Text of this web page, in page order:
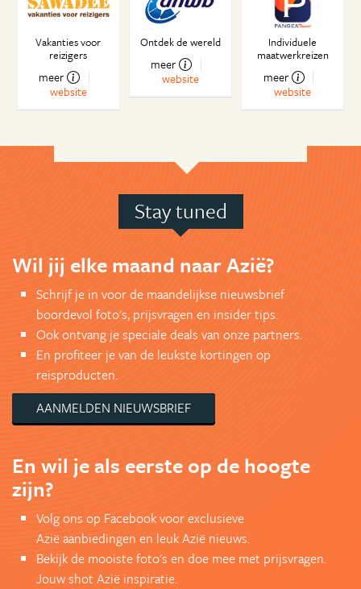
Vakanties voor
reizigers
meer
website
Ontdek de wereld
meer
website
Individuele
maatwerkreizen
meer
website
Stay tuned
Wil jij elke maand naar Azië?
Schrijf je in voor de maandelijkse nieuwsbrief
boordevol foto's, prijsvragen en insider tips.
Ook ontvang je speciale deals van onze partners.
En profiteer je van de leukste kortingen op
reisproducten.
AANMELDEN NIEUWSBRIEF
En wil je als eerste op de hoogte
zijn?
Volg ons op Facebook voor exclusieve
Azië aanbiedingen en leuk Azië nieuws.
Bekijk de mooiste foto's en doe mee met prijsvragen.
Jouw shot Azië inspiratie.